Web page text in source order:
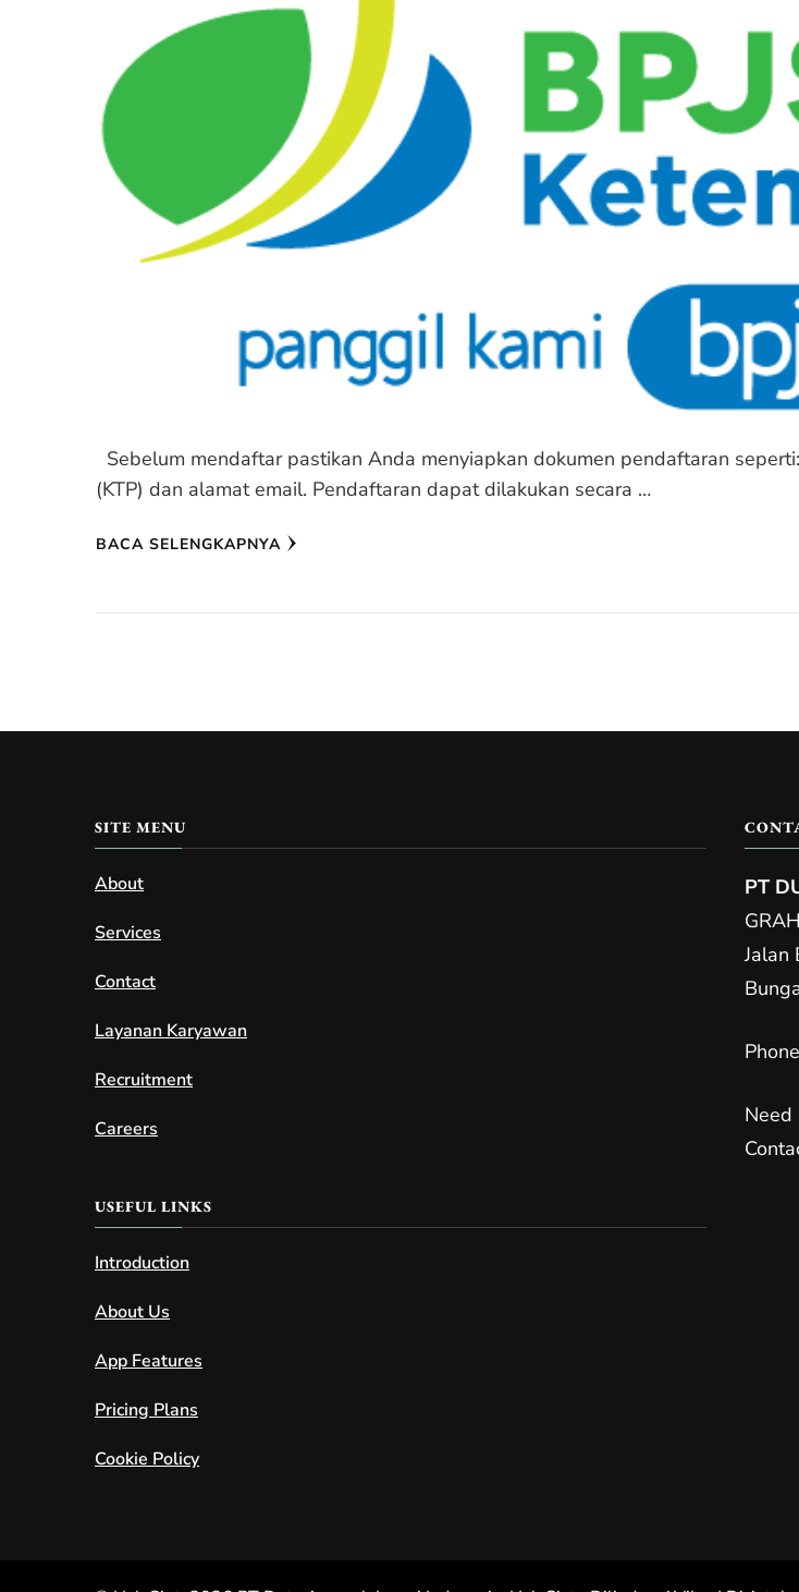
Sebelum mendaftar pastikan Anda menyiapkan dokumen pendaftaran
(KTP) dan alamat email. Pendaftaran dapat dilakukan secara …
BACA SELENGKAPNYA
SITE MENU
About
Services
Contact
Layanan Karyawan
Recruitment
Careers
USEFUL LINKS
Introduction
About Us
App Features
Pricing Plans
Cookie Policy
PT
Jalan
Need